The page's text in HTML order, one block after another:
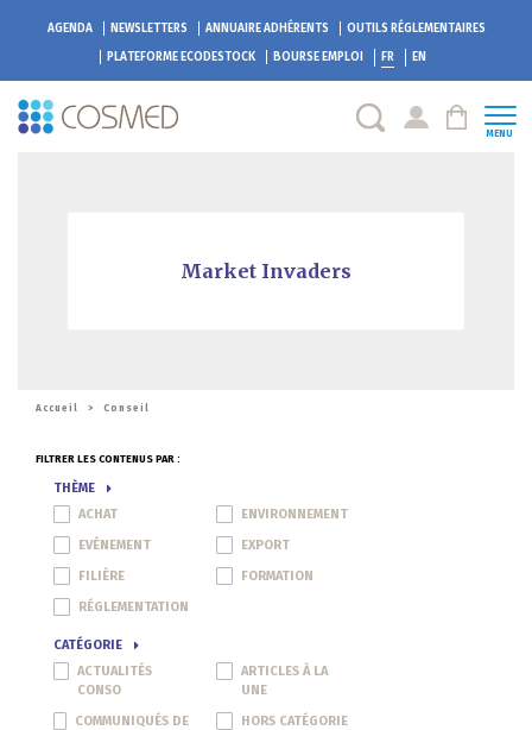
AGENDA NEWSLETTERS ANNUAIRE ADHÉRENTS
OUTILS RÉGLEMENTAIRES
PLATEFORME ECODESTOCK BOURSE EMPLOI FR EN
MENU
Market Invaders
Accueil > Conseil
FILTRER LES CONTENUS PAR :
THÈME
ACHAT
ENVIRONNEMENT
EVÉNEMENT
EXPORT
FILIÈRE
FORMATION
RÉGLEMENTATION
CATÉGORIE
ACTUALITÉS
CONSO
ARTICLES À LA
UNE
COMMUNIQUÉS DE
HORS CATÉGORIE